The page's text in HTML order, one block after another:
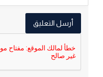
أرسل التعليق